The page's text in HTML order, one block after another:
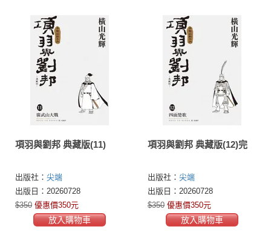
項羽與劉邦 典藏版(11)
出版社： 尖端
出版日：20260728
$350 優惠價350元
放入購物車
項羽與劉邦 典藏版(12)完
出版社： 尖端
出版日：20260728
$350 優惠價350元
放入購物車